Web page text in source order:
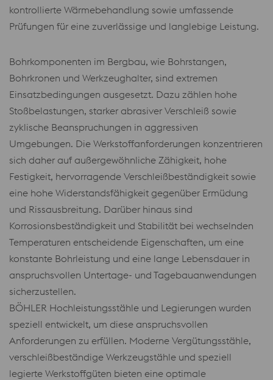
kontrollierte Wärmebehandlung sowie umfassende
Prüfungen für eine zuverlässige und langlebige Leistung.
Bohrkomponenten im Bergbau, wie Bohrstangen,
Bohrkronen und Werkzeughalter, sind extremen
Einsatzbedingungen ausgesetzt. Dazu zählen hohe
Stoßbelastungen, starker abrasiver Verschleiß sowie
zyklische Beanspruchungen in aggressiven
Umgebungen. Die Werkstoffanforderungen konzentrieren
sich daher auf außergewöhnliche Zähigkeit, hohe
Festigkeit, hervorragende Verschleißbeständigkeit sowie
eine hohe Widerstandsfähigkeit gegenüber Ermüdung
und Rissausbreitung. Darüber hinaus sind
Korrosionsbeständigkeit und Stabilität bei wechselnden
Temperaturen entscheidende Eigenschaften, um eine
konstante Bohrleistung und eine lange Lebensdauer in
anspruchsvollen Untertage- und Tagebauanwendungen
sicherzustellen.
BÖHLER Hochleistungsstähle und Legierungen wurden
speziell entwickelt, um diese anspruchsvollen
Anforderungen zu erfüllen. Moderne Vergütungsstähle,
verschleißbeständige Werkzeugstähle und speziell
legierte Werkstoffgüten bieten eine optimale